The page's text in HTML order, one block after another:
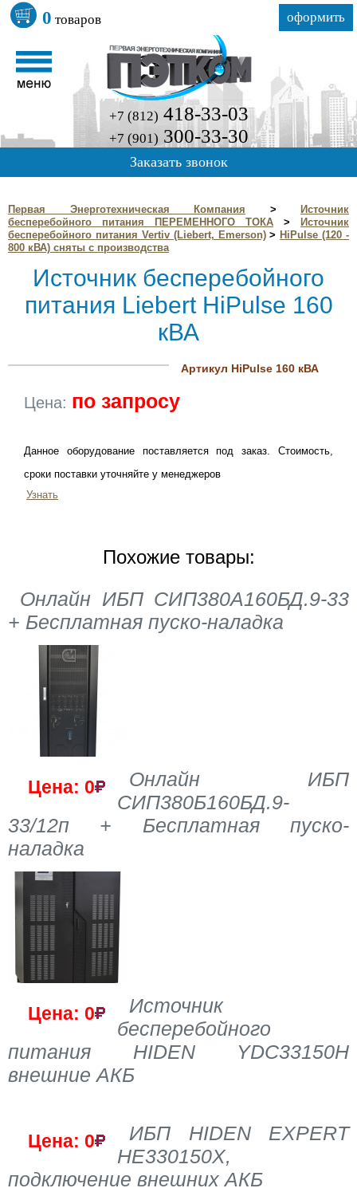
0 товаров оформить
+7 (812) 418-33-03
+7 (901) 300-33-30
Заказать звонок
Первая Энерготехническая Компания >
Источник
бесперебойного питания ПЕРЕМЕННОГО ТОКА >
Источник
бесперебойного питания Vertiv (Liebert, Emerson)> HiPulse (120 -
800 кВА) сняты с производства
Источник бесперебойного
питания Liebert HiPulse 160
кВА
Артикул HiPulse 160 кВА
Цена: по запросу
Данное оборудование поставляется под заказ. Стоимость,
сроки поставки уточняйте у менеджеров
Узнать
Похожие товары:
Онлайн ИБП СИП380А160БД.9-33
+ Бесплатная пуско-наладка
Цена: 0
Онлайн ИБП
СИП380Б160БД.9-
33/12п + Бесплатная пуско-
наладка
Цена: 0
Источник
бесперебойного
питания HIDEN YDC33150H
внешние АКБ
Цена: 0
ИБП HIDEN EXPERT
HE330150X,
подключение внешних АКБ